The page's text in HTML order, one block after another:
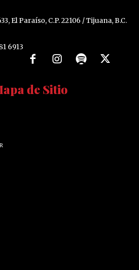
El Paraíso, C.P. 22106 / Tijuana, B.C.
6913
de Sitio